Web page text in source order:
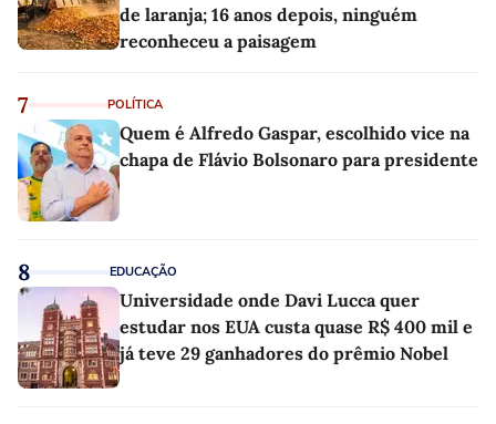
de laranja; 16 anos depois, ninguém
reconheceu a paisagem
7 POLÍTICA
Quem é Alfredo Gaspar, escolhido vice na
chapa de Flávio Bolsonaro para presidente
8 EDUCAÇÃO
Universidade onde Davi Lucca quer
estudar nos EUA custa quase R$ 400 mil e
já teve 29 ganhadores do prêmio Nobel